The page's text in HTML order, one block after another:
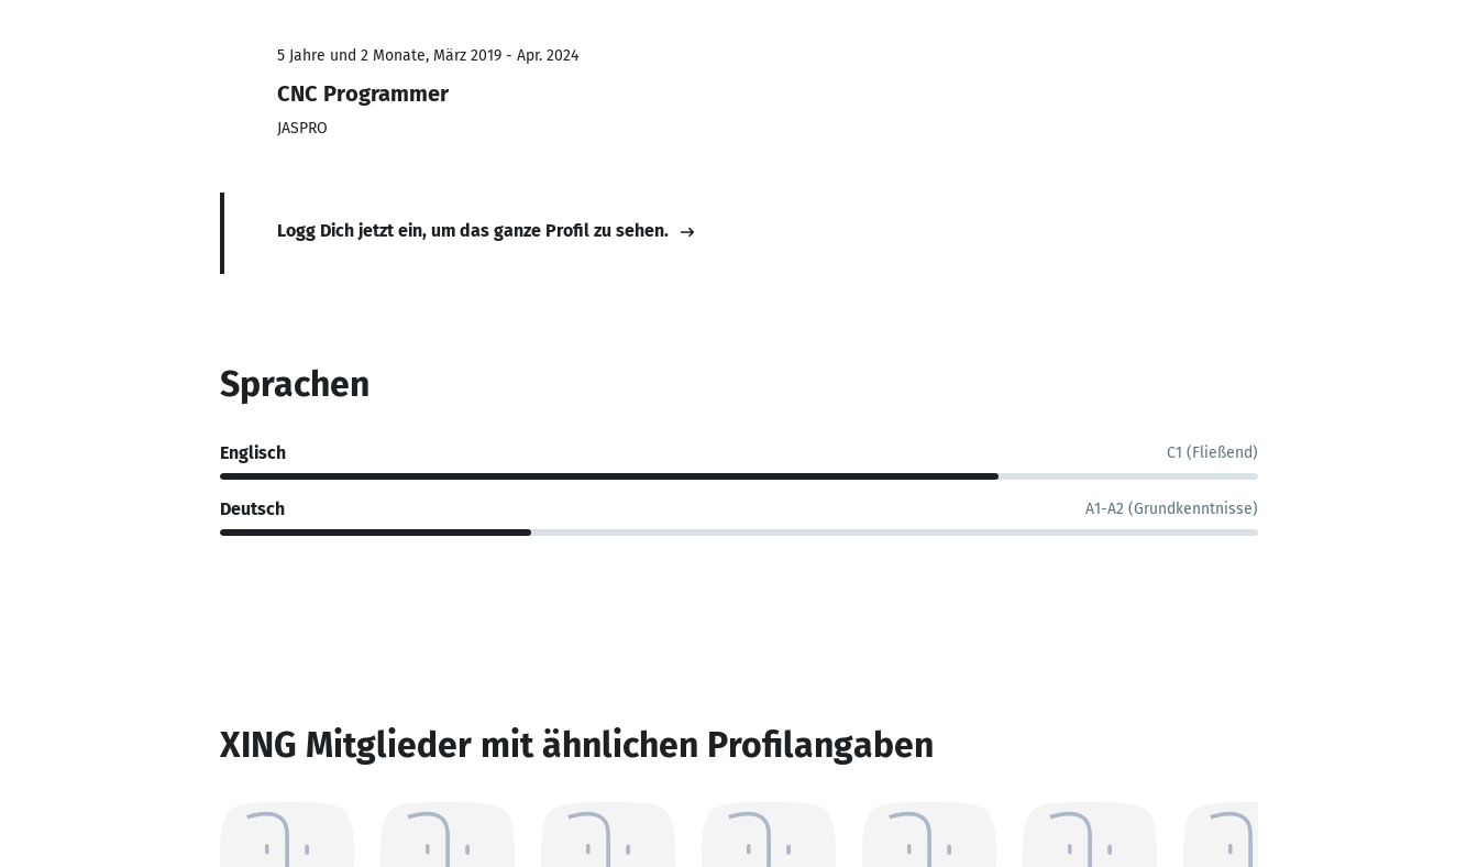
5 Jahre und 2 Monate, März 2019 - Apr. 2024
CNC Programmer
JASPRO
Logg Dich jetzt ein, um das ganze Profil zu sehen.
Sprachen
Englisch C1 (Fließend)
Deutsch A1-A2 (Grundkenntnisse)
XING Mitglieder mit ähnlichen Profilangaben